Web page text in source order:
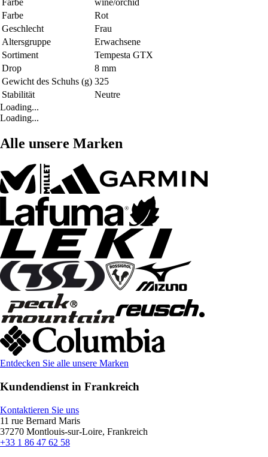
Farbe
wine/orchid
Farbe
Rot
Geschlecht
Frau
Altersgruppe
Erwachsene
Sortiment
Tempesta GTX
Drop
8 mm
Gewicht des Schuhs (g) 325
Stabilität
Neutre
Loading...
Loading...
Alle unsere Marken
Entdecken Sie alle unsere Marken
Kundendienst in Frankreich
Kontaktieren Sie uns
11 rue Bernard Maris
37270 Montlouis-sur-Loire, Frankreich
+33 1 86 47 62 58